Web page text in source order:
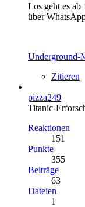
Los geht es
über
Underground-
Zitieren
pizza249
Titanic-
Reaktionen
151
Punkte
355
Beiträge
63
Dateien
1